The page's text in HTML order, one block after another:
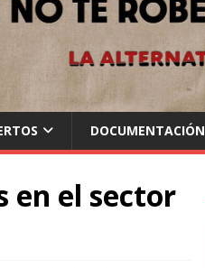
DOCUMENTACIÓN
en el sector